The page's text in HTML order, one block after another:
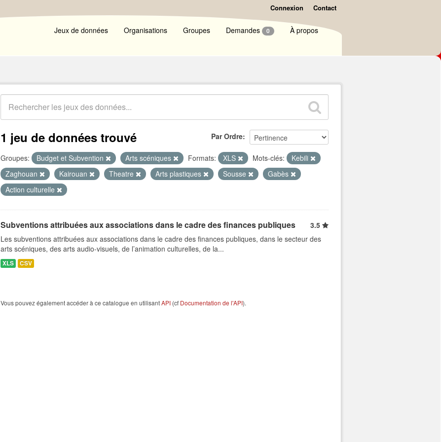
Connexion Contact
Jeux de données Organisations Groupes Demandes 0 À propos
Par Ordre
1 jeu de données trouvé
Groupes: Budget et Subvention Arts scéniques Formats: XLS Mots-clés:
Kebili
Zaghouan
Kairouan Theatre Arts plastiques Sousse
Gabès
Action culturelle
Subventions attribuées aux associations dans le cadre des finances publiques
3.5
Les subventions attribuées aux associations dans le cadre des finances publiques, dans le secteur des
arts scéniques, des arts audio-visuels, de l’animation culturelles, de la...
XLS CSV
Vous pouvez également accéder à ce catalogue en utilisantAPI (cf Documentation de l'API).